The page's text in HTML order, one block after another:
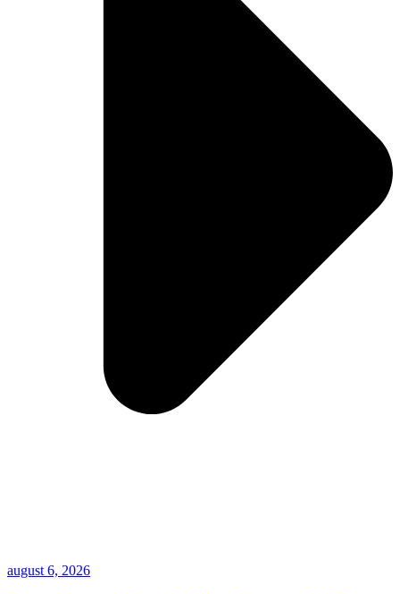
august 6, 2026